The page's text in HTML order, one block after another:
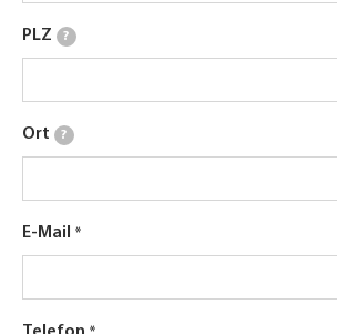
PLZ ?
Ort ?
E-Mail